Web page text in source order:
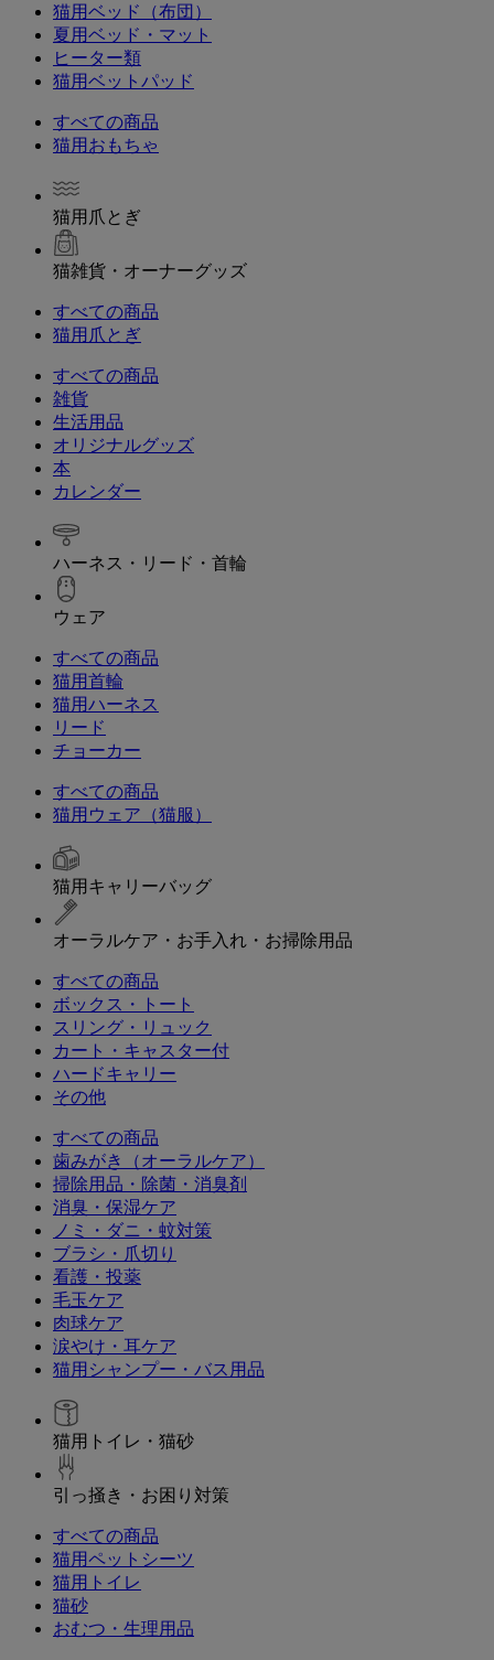
猫用ベッド（布団）
夏用ベッド・マット
ヒーター類
猫用ベットパッド
すべての商品
猫用おもちゃ
猫用爪とぎ
猫雑貨・オーナーグッズ
すべての商品
猫用爪とぎ
すべての商品
雑貨
生活用品
オリジナルグッズ
本
カレンダー
ハーネス・リード・首輪
ウェア
すべての商品
猫用首輪
猫用ハーネス
リード
チョーカー
すべての商品
猫用ウェア（猫服）
猫用キャリーバッグ
オーラルケア・お手入れ・お掃除用品
すべての商品
ボックス・トート
スリング・リュック
カート・キャスター付
ハードキャリー
その他
すべての商品
歯みがき（オーラルケア）
掃除用品・除菌・消臭剤
消臭・保湿ケア
ノミ・ダニ・蚊対策
ブラシ・爪切り
看護・投薬
毛玉ケア
肉球ケア
涙やけ・耳ケア
猫用シャンプー・バス用品
猫用トイレ・猫砂
引っ掻き・お困り対策
すべての商品
猫用ペットシーツ
猫用トイレ
猫砂
おむつ・生理用品